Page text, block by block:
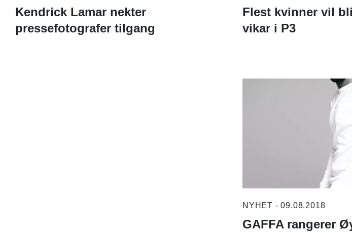
Kendrick Lamar nekter
pressefotografer tilgang
Flest kvinner vil
vikar i P3
NYHET - 09.08.2018
GAFFA rangerer